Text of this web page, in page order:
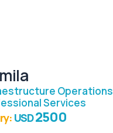
Operations
Services
USD2500